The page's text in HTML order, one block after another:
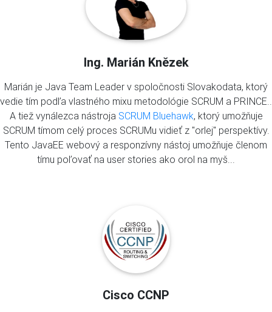
Ing. Marián Knězek
Marián je Java Team Leader v spoločnosti Slovakodata, ktorý
vedie tím podľa vlastného mixu metodológie SCRUM a PRINCE..
A tiež vynálezca nástroja SCRUM Bluehawk, ktorý umožňuje
SCRUM tímom celý proces SCRUMu vidieť z "orlej" perspektívy.
Tento JavaEE webový a responzívny nástoj umožňuje členom
tímu poľovať na user stories ako orol na myš...
Cisco CCNP